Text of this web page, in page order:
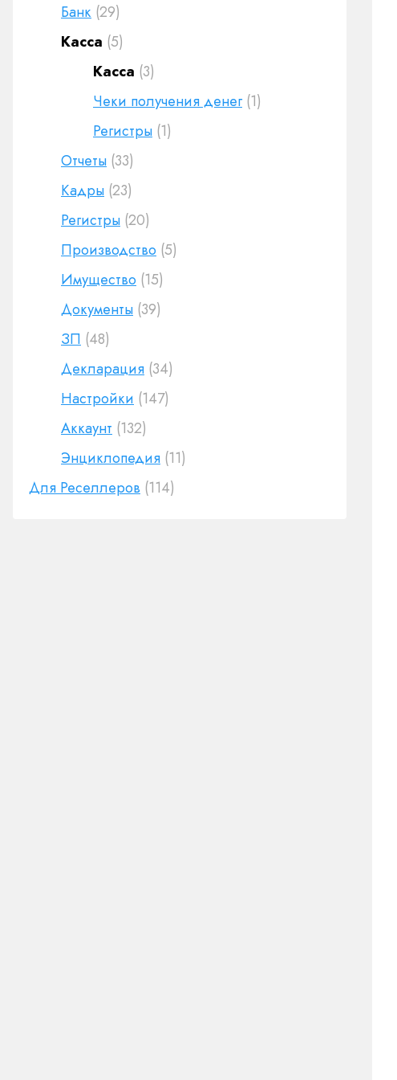
Банк (29)
Касса (5)
Касса (3)
Чеки получения денег (1)
Регистры (1)
Отчеты (33)
Кадры (23)
Регистры (20)
Производство (5)
Имущество (15)
Документы (39)
ЗП (48)
Декларация (34)
Настройки (147)
Аккаунт (132)
Энциклопедия (11)
Для Реселлеров (114)